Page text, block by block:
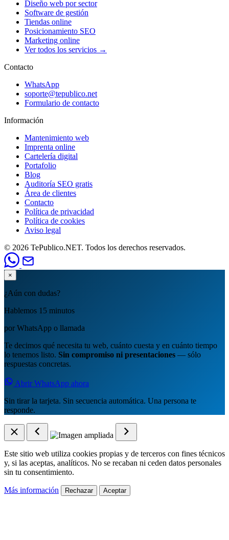
Diseño web por sector
Software de gestión
Tiendas online
Posicionamiento SEO
Marketing online
Ver todos los servicios →
Contacto
WhatsApp
soporte@tepublico.net
Formulario de contacto
Información
Mantenimiento web
Imprenta online
Cartelería digital
Portafolio
Blog
Auditoría SEO gratis
Área de clientes
Contacto
Política de privacidad
Política de cookies
Aviso legal
© 2026 TePublico.NET. Todos los derechos reservados.
×
¿Aún con dudas?
Hablemos 15 minutos
por WhatsApp o llamada
Te decimos qué necesita tu web, cuánto cuesta y en cuánto tiempo
lo tenemos listo. Sin compromiso ni presentaciones — sólo
respuestas concretas.
Abrir WhatsApp ahora
Sin tirar la tarjeta. Sin secuencia automática. Una persona te
responde.
Este sitio web utiliza cookies propias y de terceros con fines técnicos
y, si las aceptas, analíticos. No se recaban ni ceden datos personales
sin tu consentimiento.
Más información Rechazar Aceptar